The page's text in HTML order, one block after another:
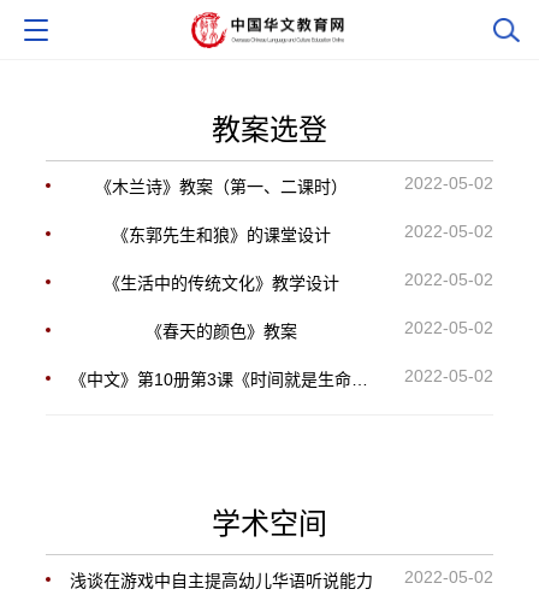
教案选登
《木兰诗》教案（第一、二课时） 2022-05-02
《东郭先生和狼》的课堂设计 2022-05-02
《生活中的传统文化》教学设计 2022-05-02
《春天的颜色》教案 2022-05-02
《中文》第10册第3课《时间就是生命》教案 2022-05-02
学术空间
浅谈在游戏中自主提高幼儿华语听说能力 2022-05-02